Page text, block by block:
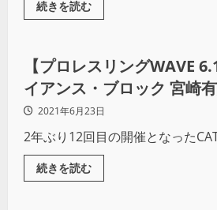
続きを読む
インタビュー
【プロレスリングWAVE
イアンス・ブロック 宮崎
2021年6月23日
2年ぶり12回目の開催となった
続きを読む
プロレス